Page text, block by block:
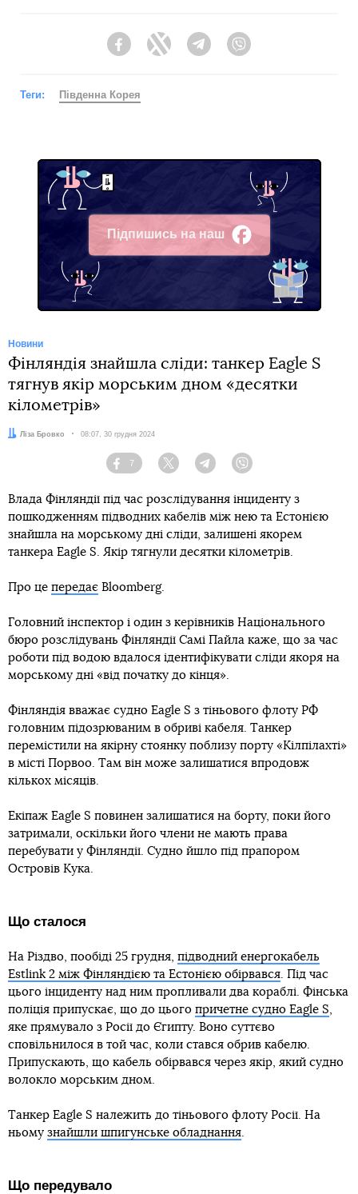
FacebookTwitter Telegram
Теги: Південна Корея
Підпишись на наш
Facebook
Новини
Фінляндія знайшла сліди: танкер Eagle S
тягнув якір морським дном «десятки
кілометрів»
Автор:
Ліза Бровко Дата:
08:07, 30 грудня 2024
Facebook
7
Twitter TelegramViber
Влада Фінляндії під час розслідування інциденту з
пошкодженням підводних кабелів між нею та Естонією
знайшла на морському дні сліди, залишені якорем
танкера Eagle S. Якір тягнули десятки кілометрів.
Про це передає Bloomberg.
Головний інспектор і один з керівників Національного
бюро розслідувань Фінляндії Самі Пайла каже, що за час
роботи під водою вдалося ідентифікувати сліди якоря на
морському дні «від початку до кінця».
Фінляндія вважає судно Eagle S з тіньового флоту РФ
головним підозрюваним в обриві кабеля. Танкер
перемістили на якірну стоянку поблизу порту «Кілпілахті»
в місті Порвоо. Там він може залишатися впродовж
кількох місяців.
Екіпаж Eagle S повинен залишатися на борту, поки його
затримали, оскільки його члени не мають права
перебувати у Фінляндії. Судно йшло під прапором
Островів Кука.
Що сталося
На Різдво, пообіді 25 грудня, підводний енергокабель
Estlink 2 між Фінляндією та Естонією обірвався . Під час
цього інциденту над ним пропливали два кораблі. Фінська
поліція припускає, що до цього причетне судно Eagle S
яке прямувало з Росії до Єгипту. Воно суттєво
сповільнилося в той час, коли стався обрив кабелю.
Припускають, що кабель обірвався через якір, який судно
волокло морським дном.
Танкер Eagle S належить до тіньового флоту Росії. На
ньому знайшли шпигунське обладнання
Що передувало